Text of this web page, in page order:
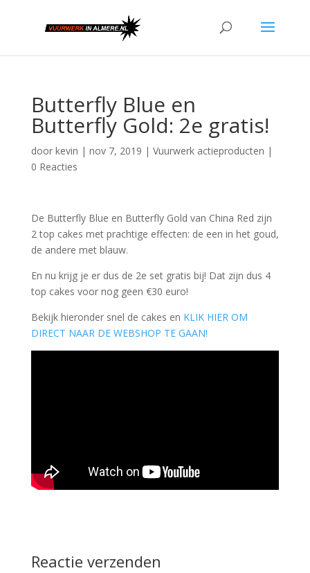
Butterfly Blue en
Butterfly Gold: 2e gratis!
door kevin | nov 7, 2019 | Vuurwerk actieproducten |
0 Reacties
De Butterfly Blue en Butterfly Gold van China Red zijn
2 top cakes met prachtige effecten: de een in het goud,
de andere met blauw.
En nu krijg je er dus de 2e set gratis bij! Dat zijn dus 4
top cakes voor nog geen €30 euro!
Bekijk hieronder snel de cakes en KLIK HIER OM
DIRECT NAAR DE WEBSHOP TE GAAN!
Reactie verzenden